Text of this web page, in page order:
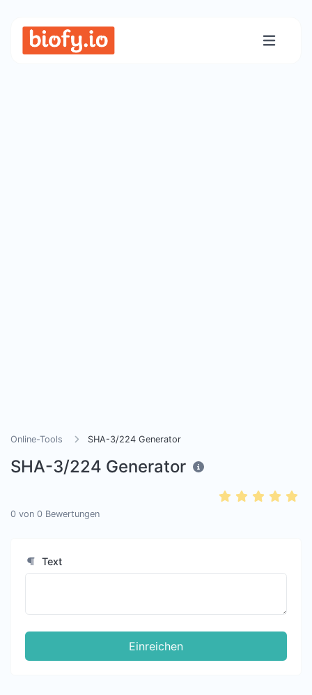
Online-Tools SHA-3/224 Generator
SHA-3/224 Generator
0 von 0 Bewertungen
Text
Einreichen